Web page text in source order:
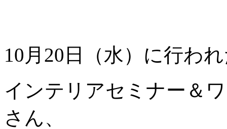
10月20日（水）に行わ
インテリアセミナー＆
さん、